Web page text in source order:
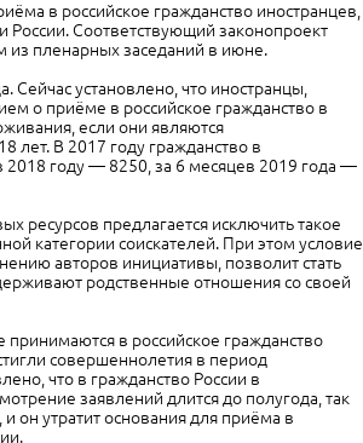
в российское гражданство иностранцев,
России. Соответствующий законопроект
из пленарных заседаний в июне.
установлено, что иностранцы,
о приёме в российское гражданство в
если они являются
лет. В 2017 году гражданство в
2018 году — 8250, за 6 месяцев 2019 года —
ресурсов предлагается исключить такое
категории соискателей. При этом условие
авторов инициативы, позволит стать
родственные отношения со своей
в российское гражданство
совершеннолетия в период
что в гражданство России в
заявлений длится до полугода, так
он утратит основания для приёма в